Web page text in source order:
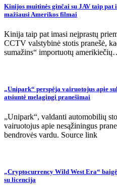
Kinijos muitinės ginčai su JAV taip
mažiausi Amerikos filmai
Kinija taip pat imasi neįprastų
CCTV valstybinė stotis pranešė,
sumažins“ importuotų
„Unipark“ perspėja vairuotojus apie
atsiuntė melagingi pranešimai
„Unipark“, valdanti automobilių
vairuotojus apie nesąžiningus
bendrovės vardu. Source link
„Cryptocurrency Wild West Era“
su licencija